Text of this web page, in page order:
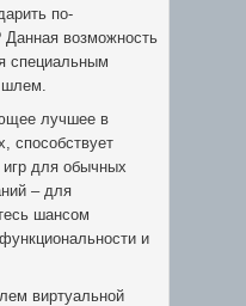
по-
возможность
специальным
шлем.
лучшее в
способствует
для обычных
– для
шансом
и
виртуальной